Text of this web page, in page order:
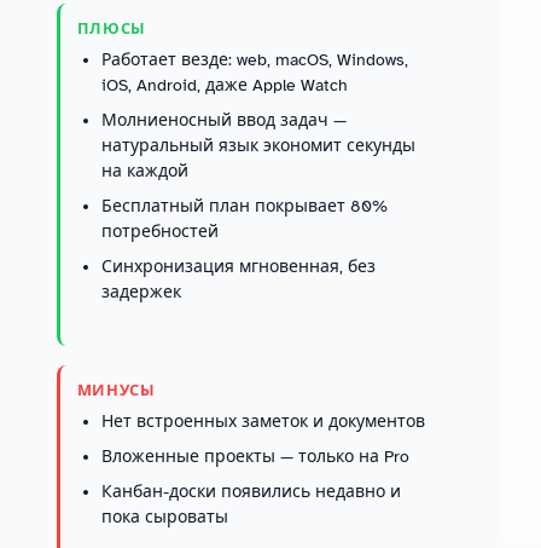
ПЛЮСЫ
Работает везде: web, macOS, Windows,
iOS, Android, даже Apple Watch
Молниеносный ввод задач —
натуральный язык экономит секунды
на каждой
Бесплатный план покрывает 80%
потребностей
Синхронизация мгновенная, без
задержек
МИНУСЫ
Нет встроенных заметок и документов
Вложенные проекты — только на Pro
Канбан-доски появились недавно и
пока сыроваты